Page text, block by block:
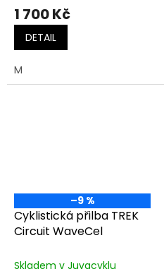
1 700 Kč
DETAIL
M
–9 %
Cyklistická přilba TREK
Circuit WaveCel
Skladem v Juvacyklu